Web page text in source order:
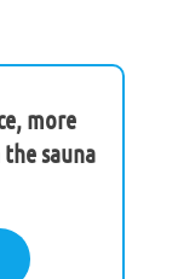
more
sauna